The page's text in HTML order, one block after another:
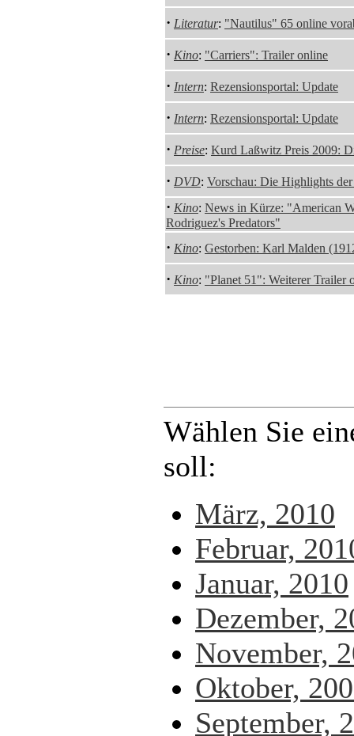
· Literatur: "Nautilus" 65 online
· Kino: "Carriers": Trailer online
· Intern: Rezensionsportal: Update
· Intern: Rezensionsportal: Update
· Preise: Kurd Laßwitz Preis 2009:
· DVD: Vorschau: Die Highlights
· Kino: News in Kürze: "American
Rodriguez's Predators"
· Kino: Gestorben: Karl Malden
· Kino: "Planet 51": Weiterer Trailer
Wählen Sie
soll:
März, 2010
Februar,
Januar, 2010
Dezember,
November,
Oktober,
September,